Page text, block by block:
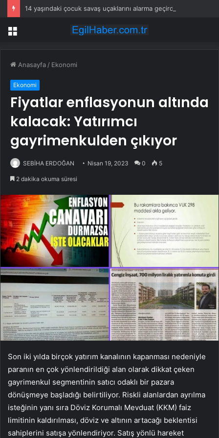
14 yaşındaki çocuk savaş uçaklarını alarma geçirdi
Menü
Anasayfa / Ekonomi
Ekonomi
Fiyatlar enflasyonun altında
kalacak: Yatırımcı
gayrimenkulden çıkıyor
SEBİHA ERDOĞAN Nisan 19, 2023 0 5
2 dakika okuma süresi
Son iki yılda birçok yatırım kanalının kapanması nedeniyle
paranın en çok yönlendirildiği alan olarak dikkat çeken
gayrimenkul segmentinin satıcı odaklı bir pazara
dönüşmeye başladığı belirtiliyor. Riskli alanlardan ayrılma
isteğinin yanı sıra Döviz Korumalı Mevduat (KKM) faiz
limitinin kaldırılması, döviz ve altının artacağı beklentisi
sahiplerini satışa yönlendiriyor. Satış yönlü hareket